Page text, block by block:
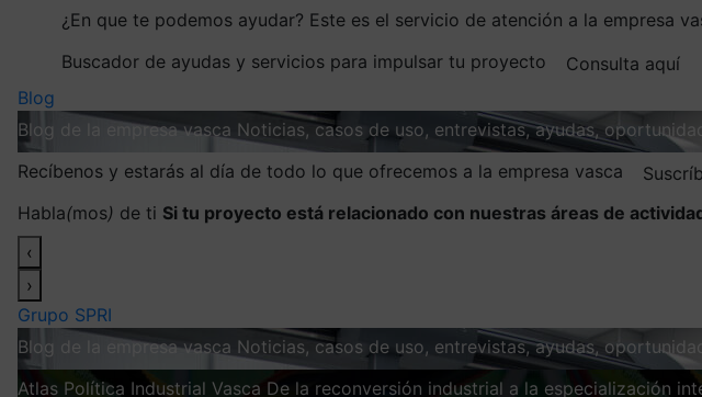
¿En que te podemos ayudar? Este es el servicio de atención a la empresa
Buscador de ayudas y servicios para impulsar tu proyecto
Consulta aquí
Blog
Blog de la empresa vasca Noticias, casos de uso, entrevistas, ayudas,
Recíbenos y estarás al día de todo lo que ofrecemos a la empresa vasca
Habla(mos) de ti Si tu proyecto está relacionado con nuestras áreas de
‹
›
Grupo SPRI
Blog de la empresa vasca Noticias, casos de uso, entrevistas, ayudas,
Atlas Política Industrial Vasca De la reconversión industrial a la especialización